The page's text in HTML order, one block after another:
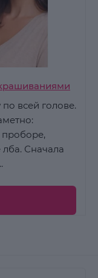
всей голове.
проборе,
Сначала